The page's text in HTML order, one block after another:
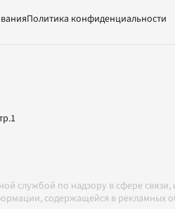
Политика конфиденциальности
службой по надзору в сфере
содержащейся в